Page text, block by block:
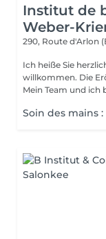
Institut de
Weber-
290, Route d'Arlon
Ich heiße Sie
willkommen. Die
Mein Team und ich
Soin des mains